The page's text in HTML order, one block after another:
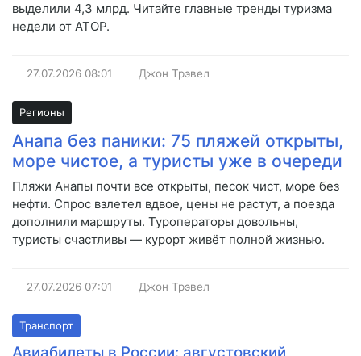
выделили 4,3 млрд. Читайте главные тренды туризма
недели от АТОР.
27.07.2026 08:01 Джон Трэвел
Регионы
Анапа без паники: 75 пляжей открыты,
море чистое, а туристы уже в очереди
Пляжи Анапы почти все открыты, песок чист, море без
нефти. Спрос взлетел вдвое, цены не растут, а поезда
дополнили маршруты. Туроператоры довольны,
туристы счастливы — курорт живёт полной жизнью.
27.07.2026 07:01 Джон Трэвел
Транспорт